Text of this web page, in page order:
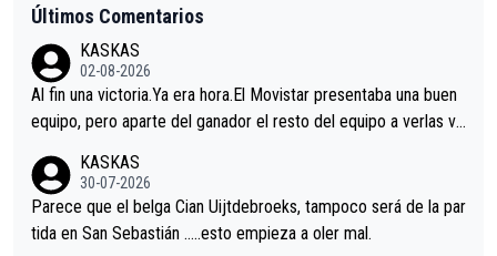
Últimos Comentarios
KASKAS
02-08-2026
Al fin una victoria.Ya era hora.El Movistar presentaba una buen
equipo, pero aparte del ganador el resto del equipo a verlas ve
s.La única buena noticia es la mejoría de Enric Más en San Seb
astian.Si en la Vuelta a Burgos sigue la mejoría, podríamos ten
er alguna sorpresa en la Vuelta.Ojalá.
KASKAS
30-07-2026
Parece que el belga Cian Uijtdebroeks, tampoco será de la par
tida en San Sebastián …..esto empieza a oler mal.